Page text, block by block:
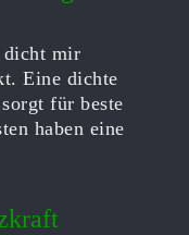
dicht mir
Eine dichte
für beste
haben eine